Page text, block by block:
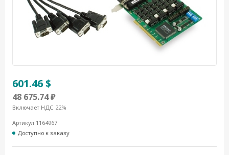
601.46 $
48 675.74 ₽
Включает НДС 22%
Артикул 1164967
Доступно к заказу